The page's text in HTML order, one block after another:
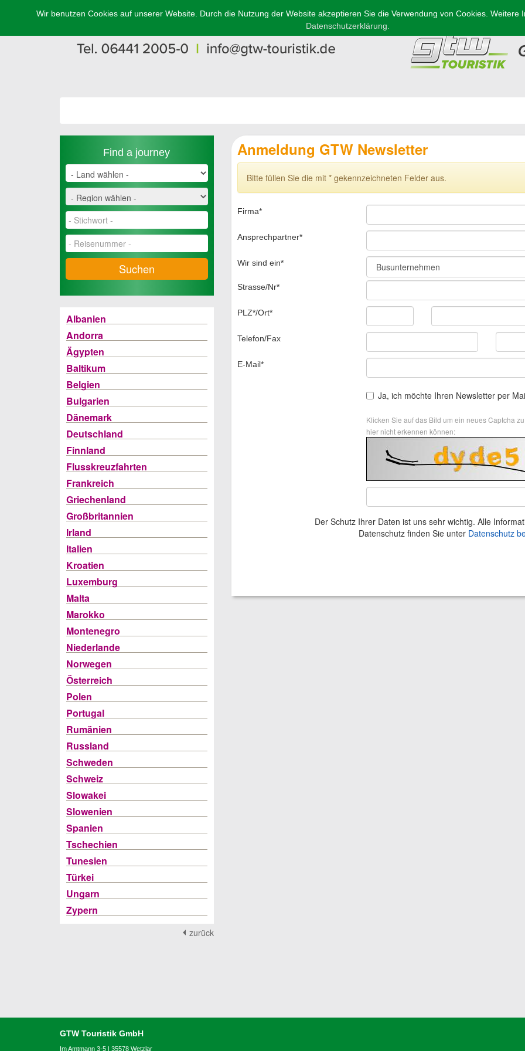
Find a journey
Suchen
Albanien
Andorra
Ägypten
Baltikum
Belgien
Bulgarien
Dänemark
Deutschland
Finnland
Flusskreuzfahrten
Frankreich
Griechenland
Großbritannien
Irland
Italien
Kroatien
Luxemburg
Malta
Marokko
Montenegro
Niederlande
Norwegen
Österreich
Polen
Portugal
Rumänien
Russland
Schweden
Schweiz
Slowakei
Slowenien
Spanien
Tschechien
Tunesien
Türkei
Ungarn
Zypern
zurück
Anmeldung GTW Newsletter
Bitte füllen Sie die mit * gekennzeichneten Felder aus.
Firma*
Ansprechpartner*
Wir sind ein*
Strasse/Nr*
PLZ*/Ort*
Telefon/Fax
E-Mail*
Ja, ich möchte Ihren Newsletter per
Klicken Sie auf das Bild um ein neues Captcha
hier nicht erkennen können:
Der Schutz Ihrer Daten ist uns sehr wichtig. Alle
Datenschutz finden Sie unter Datenschutz
GTW Touristik GmbH
Im Amtmann 3-5 | 35578 Wetzlar
Wir benutzen Cookies auf unserer Website. Durch die Nutzung der Website akzeptieren Sie die Verwendung von Cookies. Weitere
Datenschutzerklärung.